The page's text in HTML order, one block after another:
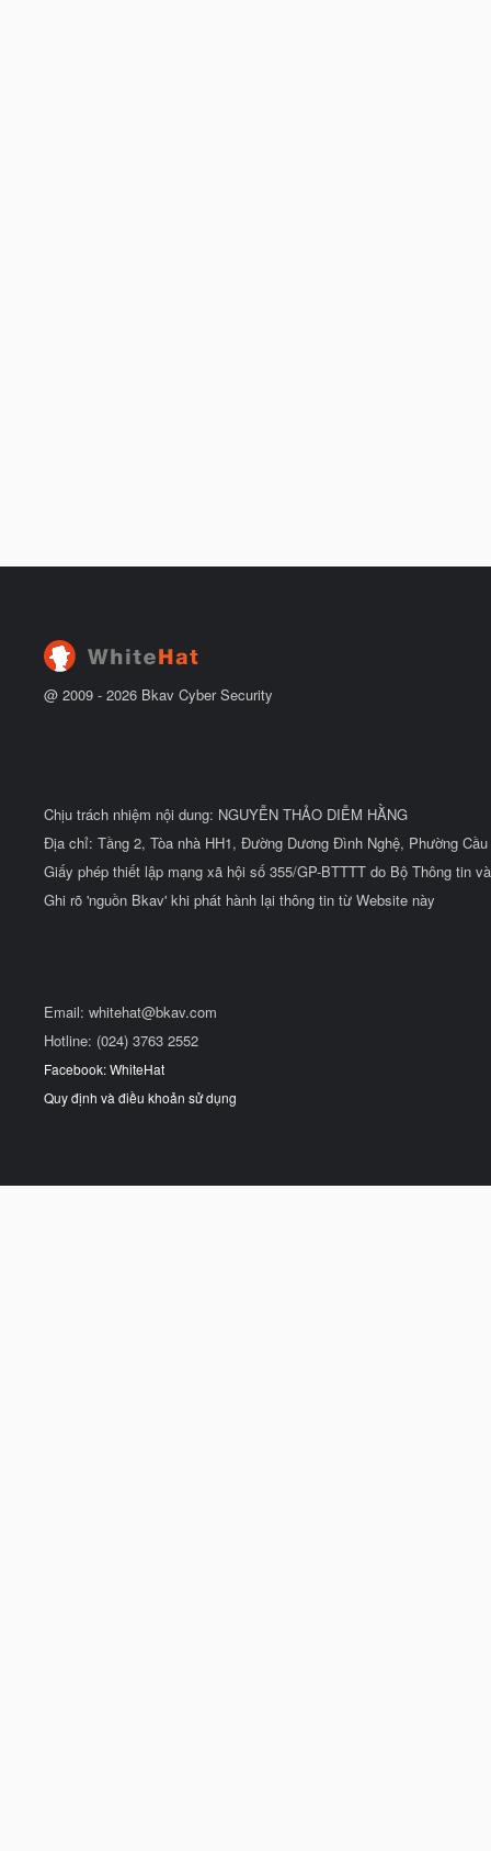
@ 2009 - 2026 Bkav Cyber Security
Chịu trách nhiệm nội dung: NGUYỄN THẢO DIỄM HẰNG
Địa chỉ: Tầng 2, Tòa nhà HH1, Đường Dương Đình Nghệ, Phường
Giấy phép thiết lập mạng xã hội số 355/GP-BTTTT do Bộ Thông tin
Ghi rõ 'nguồn Bkav' khi phát hành lại thông tin từ Website này
Email: whitehat@bkav.com
Hotline: (024) 3763 2552
Facebook: WhiteHat
Quy định và điều khoản sử dụng